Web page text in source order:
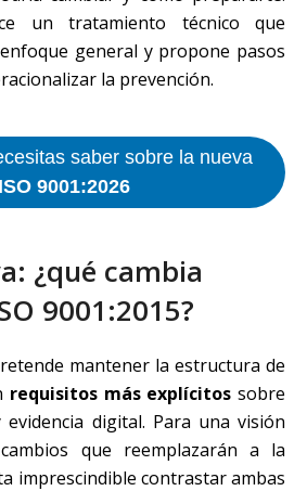
un tratamiento técnico que
general y propone pasos
la prevención.
saber sobre la nueva
ISO 9001:2026
¿qué cambia
9001:2015?
mantener la estructura de
requisitos más explícitos sobre
digital. Para una visión
que reemplazarán a la
imprescindible contrastar ambas